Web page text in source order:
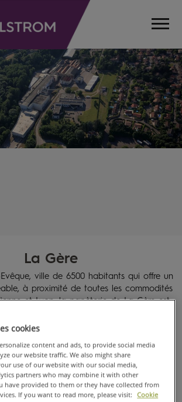
La Gère
ville de 6500 habitants qui offre un
à proximité de toutes les commodités
et Lyon, la papèterie de La Gère est
de protection antiadhésive, la papèterie
Chine. Avec 90 000 tonnes de papier
l’usine est une référence en matière
flexibilité. Les équipes de La Gère sont
d’ancienneté en moyenne) et l’usine
professionnels d’évolution interne à
cookies
content and ads, to provide social media
our website traffic. We also might share
use of our website with our social media,
partners who may combine it with other
have provided to them or they have collected from
If you want to read more, please visit:
Cookie